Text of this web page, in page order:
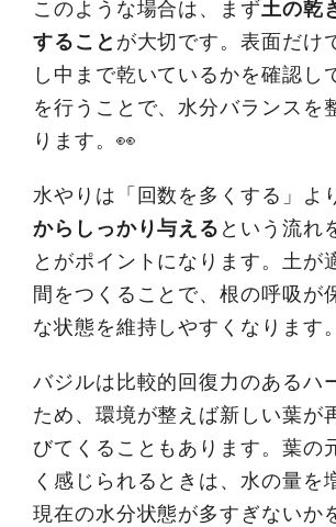
このような場合は、まず土の乾
すること が大切です。表面だけ
し中まで乾いているかを確認し
を行うことで、水分バランスを
ります。👀
水やりは「回数を多くする」よ
からしっかり与える という流れ
とがポイントになります。土が
間をつくることで、根の呼吸が
な状態を維持しやすくなります
バジルは比較的回復力のあるハ
ため、環境が整えば新しい葉が
びてくることもあります。葉の
く感じられるときは、水の量を
現在の水分状態が多すぎないか